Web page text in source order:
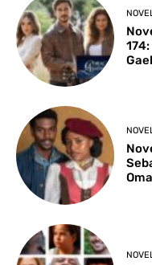
Gael